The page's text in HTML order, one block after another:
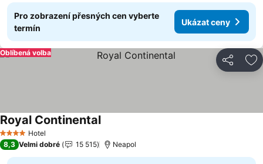
Pro zobrazení přesných cen vyberte
termín
Ukázat ceny
Sdílet
Oblíbená volba
4 Počet hvězdiček
Hotel
Royal ContinentalUkázat ceny
8,3 Velmi dobré 15 515 Neapol